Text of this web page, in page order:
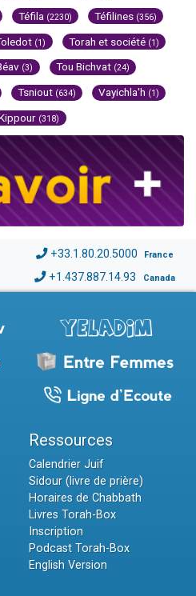
Téfila (2230) Téfilines (356)
(1) Torah et société (1)
(3) Tou Bichvat (24)
Tsniout (634) Vayichla'h (1)
(318)
+33.1.80.20.5000 France
+1.437.887.14.93 Canada
Ressources
Calendrier Juif
Sidour (livre de prière)
Horaires de Chabbath
Livres Torah-Box
Inscription
Podcast Torah-Box
English Version